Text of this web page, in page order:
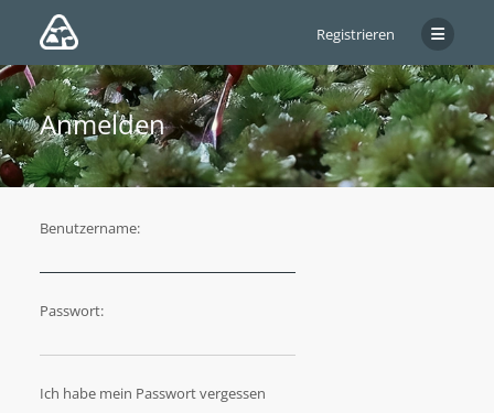
Registrieren
Anmelden
Benutzername:
Passwort:
Ich habe mein Passwort vergessen